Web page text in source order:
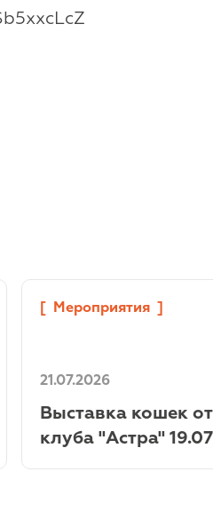
Мероприятия
21.07.2026
Выставка кошек от
клуба "Астра" 19.07